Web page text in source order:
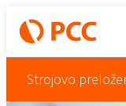
Strojovo